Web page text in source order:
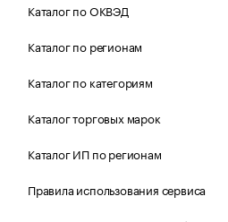
Каталог по ОКВЭД
Каталог по регионам
Каталог по категориям
Каталог торговых марок
Каталог ИП по регионам
Правила использования сервиса